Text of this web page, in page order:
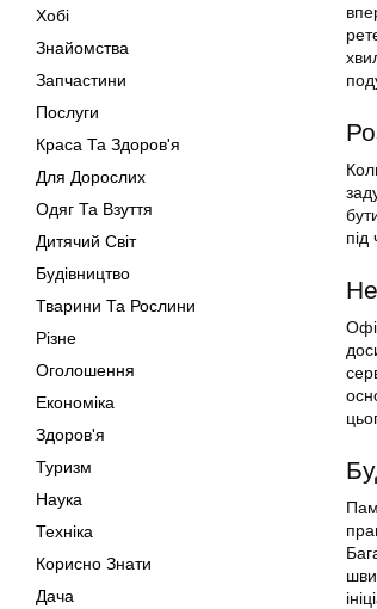
Хобі
Знайомства
Запчастини
Послуги
Краса Та Здоров'я
Для Дорослих
Одяг Та Взуття
Дитячий Світ
Будівництво
Тварини Та Рослини
Різне
Оголошення
Економіка
Здоров'я
Туризм
Наука
Техніка
Корисно Знати
Дача